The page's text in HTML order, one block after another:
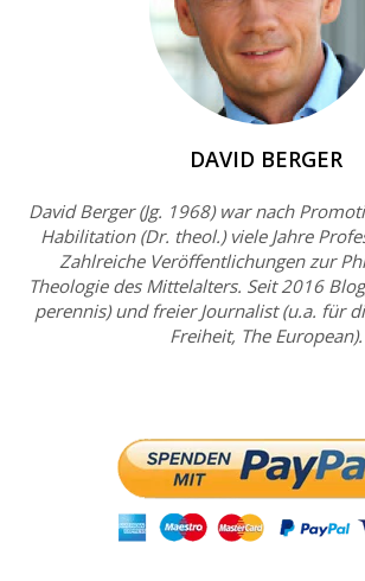
DAVID BERGER
David Berger (Jg. 1968) war nach
Habilitation (Dr. theol.) viele Jahre
Zahlreiche Veröffentlichungen zur
Theologie des Mittelalters. Seit 2016
perennis) und freier Journalist (u.a. für
Freiheit, The European).